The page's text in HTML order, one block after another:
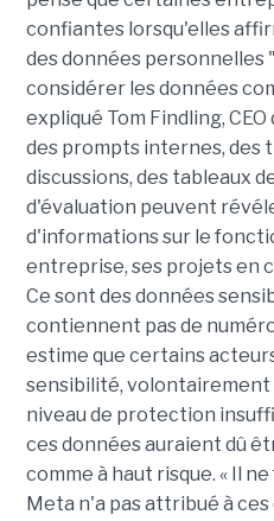
confiantes lorsqu'elles
des données personnelles
considérer les données
expliqué Tom Findling,
des prompts internes, des
discussions, des tableaux
d'évaluation peuvent
d'informations sur le
entreprise, ses projets en
Ce sont des données
contiennent pas de numéro
estime que certains
sensibilité, volontairement
niveau de protection
ces données auraient dû
comme à haut risque. « Il
Meta n'a pas attribué à